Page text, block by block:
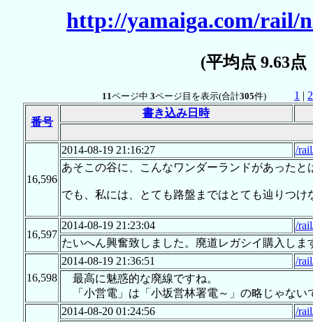
http://yamaiga.com/rail/
(平均点 9.63
11ページ中 3ページ目を表示(合計305件) 1 | 2
番号
書き込み日時
16,596
2014-08-19 21:16:27
/
あそこの谷に、こんなワンダーランドがあったと
でも、私には、とても路盤まではとても辿りつけ
16,597
2014-08-19 21:23:04
/
たいへん興奮致しました。廃道レガシイ購入しま
16,598
2014-08-19 21:36:51
/
最高に魅惑的な廃線ですね。
「小営電」は「小坂営林署電～」の略じゃない
2014-08-20 01:24:56
/